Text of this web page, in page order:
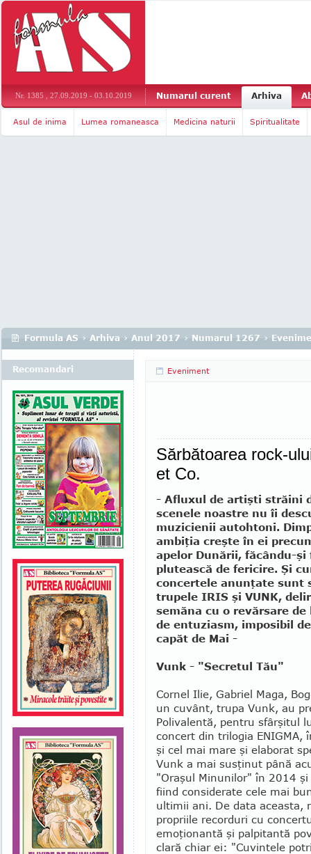
Nr. 1385 , 27.09.2019 - 03.10.2019 Numarul curent Arhiva
Asul de inima Lumea romaneasca Medicina naturii Spiritualitate
Formula AS › Arhiva › Anul 2017 › Numarul 1267 ›
Eveniment
Sărbătoarea rock-
et Co.
- Afluxul de artişti străini
scenele noastre nu îi
muzicienii autohtoni.
ambiţia creşte în ei
apelor Dunării, făcându-şi
plutească de fericire. Şi
concertele anunţate sunt
trupele IRIS şi VUNK,
semăna cu o revărsare de
de entuziasm, imposibil
capăt de Mai -
Vunk - "Secretul Tău"
Cornel Ilie, Gabriel Maga,
un cuvânt, trupa Vunk, au
Polivalentă, pen­tru sfârşitul
con­cert din trilogia
şi cel mai mare şi elaborat
Vunk a mai susţinut până
"Oraşul Minu­nilor" în 2014
fiind consi­derate cele mai
ultimii ani. De data aceasta,
propriile recorduri cu
emoţionantă şi palpitantă
clară chiar ei: "Cuvintele
Recomandari